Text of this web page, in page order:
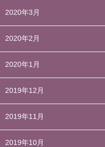
2020年3月
2020年2月
2020年1月
2019年12月
2019年11月
2019年10月